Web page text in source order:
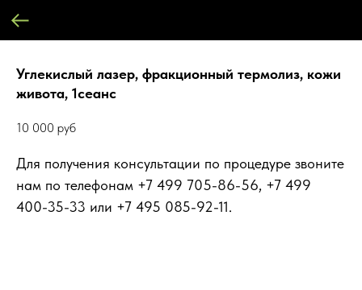
Углекислый лазер, фракционный термолиз, кожи
живота, 1сеанс
10 000 руб
Для получения консультации по процедуре звоните
нам по телефонам +7 499 705-86-56, +7 499
400-35-33 или +7 495 085-92-11.